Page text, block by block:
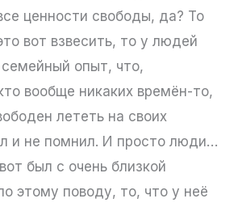
ценности свободы, да? То
вот взвесить, то у людей
опыт, что,
вообще никаких времён-то,
лететь на своих
и не помнил. И просто люди…
был с очень близкой
этому поводу, то, что у неё